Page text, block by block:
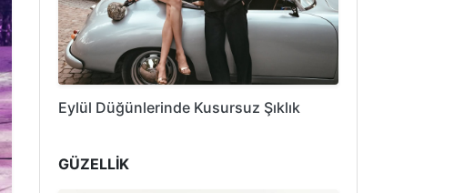
Eylül Düğünlerinde Kusursuz Şıklık
GÜZELLİK